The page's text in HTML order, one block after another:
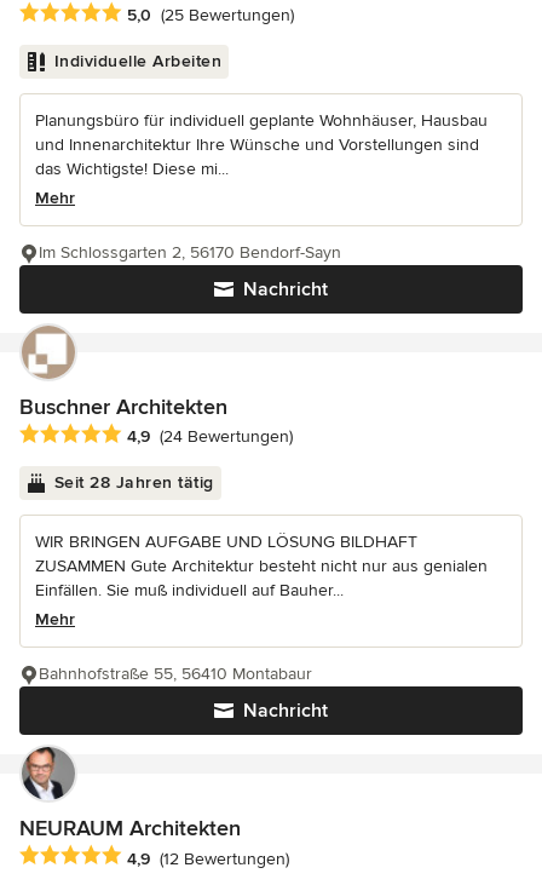
Durchschnittliche Bewertung: 5 von 5 Sternen
5,0 (25 Bewertungen)
Individuelle Arbeiten
Planungsbüro für individuell geplante Wohnhäuser, Hausbau
und Innenarchitektur Ihre Wünsche und Vorstellungen sind
das Wichtigste! Diese mi...
Mehr
Nachricht
Im Schlossgarten 2, 56170 Bendorf-Sayn
Buschner Architekten
Durchschnittliche Bewertung: 4.9 von 5 Sternen
4,9 (24 Bewertungen)
Seit 28 Jahren tätig
WIR BRINGEN AUFGABE UND LÖSUNG BILDHAFT
ZUSAMMEN Gute Architektur besteht nicht nur aus genialen
Einfällen. Sie muß individuell auf Bauher...
Mehr
Nachricht
Bahnhofstraße 55, 56410 Montabaur
NEURAUM Architekten
Durchschnittliche Bewertung: 4.9 von 5 Sternen
4,9 (12 Bewertungen)